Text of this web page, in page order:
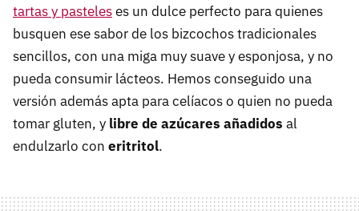
tartas y pasteleses un dulce perfecto para quienes
busquen ese sabor de los bizcochos tradicionales
sencillos, con una miga muy suave y esponjosa, y no
pueda consumir lácteos. Hemos conseguido una
versión además apta para celíacos o quien no pueda
tomar gluten, y libre de azúcares añadidos al
endulzarlo con eritritol.